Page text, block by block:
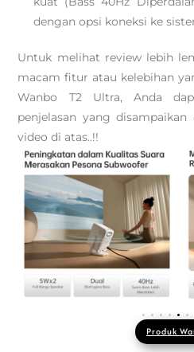
dengan opsi koneksi ke
Untuk melihat review lebih
macam fitur atau kelebihan
Wanbo T2 Ultra, Anda
penjelasan yang disampaikan
video di atas..!!
Produk